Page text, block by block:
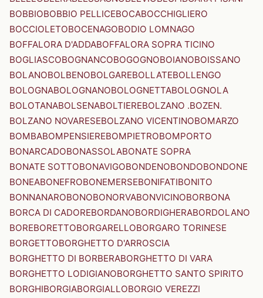
BOBBIOBOBBIO PELLICEBOCABOCCHIGLIERO
BOCCIOLETOBOCENAGOBODIO LOMNAGO
BOFFALORA D'ADDABOFFALORA SOPRA TICINO
BOGLIASCOBOGNANCOBOGOGNOBOIANOBOISSANO
BOLANOBOLBENOBOLGAREBOLLATEBOLLENGO
BOLOGNABOLOGNANOBOLOGNETTABOLOGNOLA
BOLOTANABOLSENABOLTIEREBOLZANO .BOZEN.
BOLZANO NOVARESEBOLZANO VICENTINOBOMARZO
BOMBABOMPENSIEREBOMPIETROBOMPORTO
BONARCADOBONASSOLABONATE SOPRA
BONATE SOTTOBONAVIGOBONDENOBONDOBONDONE
BONEABONEFROBONEMERSEBONIFATIBONITO
BONNANAROBONOBONORVABONVICINOBORBONA
BORCA DI CADOREBORDANOBORDIGHERABORDOLANO
BOREBORETTOBORGARELLOBORGARO TORINESE
BORGETTOBORGHETTO D'ARROSCIA
BORGHETTO DI BORBERABORGHETTO DI VARA
BORGHETTO LODIGIANOBORGHETTO SANTO SPIRITO
BORGHIBORGIABORGIALLOBORGIO VEREZZI